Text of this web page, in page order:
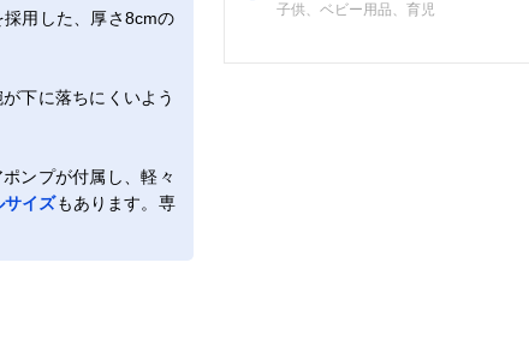
採用した、厚さ8cmの
下に落ちにくいよう
ンプが付属し、軽々
サイズもあります。専
子供、ベビー用品、育児